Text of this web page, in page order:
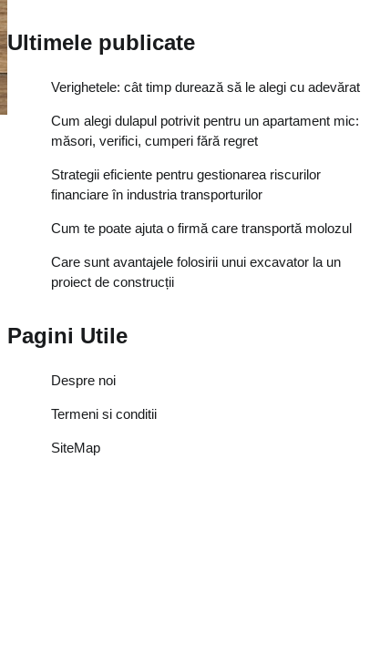
Ultimele publicate
Verighetele: cât timp durează să le alegi cu adevărat
Cum alegi dulapul potrivit pentru un apartament mic:
măsori, verifici, cumperi fără regret
Strategii eficiente pentru gestionarea riscurilor
financiare în industria transporturilor
Cum te poate ajuta o firmă care transportă molozul
Care sunt avantajele folosirii unui excavator la un
proiect de construcții
Pagini Utile
Despre noi
Termeni si conditii
SiteMap